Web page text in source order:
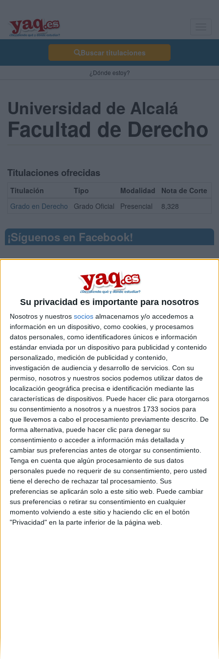
Su privacidad es importante para nosotros
Nosotros y nuestros socios almacenamos y/o accedemos a
información en un dispositivo, como cookies, y procesamos
datos personales, como identificadores únicos e información
estándar enviada por un dispositivo para publicidad y contenido
personalizado, medición de publicidad y contenido,
investigación de audiencia y desarrollo de servicios. Con su
permiso, nosotros y nuestros socios podemos utilizar datos de
localización geográfica precisa e identificación mediante las
características de dispositivos. Puede hacer clic para otorgarnos
su consentimiento a nosotros y a nuestros 1733 socios para
que llevemos a cabo el procesamiento previamente descrito. De
forma alternativa, puede hacer clic para denegar su
consentimiento o acceder a información más detallada y
cambiar sus preferencias antes de otorgar su consentimiento.
Tenga en cuenta que algún procesamiento de sus datos
personales puede no requerir de su consentimiento, pero usted
tiene el derecho de rechazar tal procesamiento. Sus
preferencias se aplicarán solo a este sitio web. Puede cambiar
sus preferencias o retirar su consentimiento en cualquier
momento volviendo a este sitio y haciendo clic en el botón
"Privacidad" en la parte inferior de la página web.
Buscar titulaciones
¿Dónde estoy?
Universidad de Alcalá
Facultad de Derecho
Titulaciones ofrecidas
Titulación Tipo Modalidad
Nota de Corte
Grado en Derecho
Grado Oficial Presencial 8,328
¡Síguenos en Facebook!
Contactar
C/ Libreros, 27
Campus Ciudad
28801 Alcalá de Henares
Madrid
Tel:
918 854 316
Fax:918 854 363
Mapa